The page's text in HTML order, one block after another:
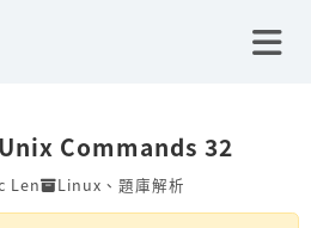
Commands 32
Len Linux 、 題庫解析